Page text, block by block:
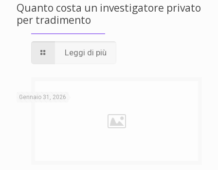
Quanto costa un investigatore privato
per tradimento
Leggi di più
Gennaio 31, 2026